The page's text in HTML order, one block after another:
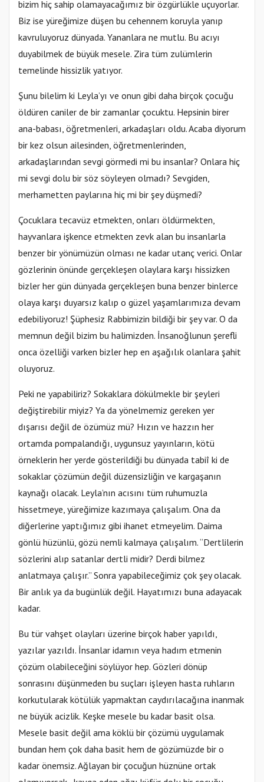
bizim hiç sahip olamayacağımız bir özgürlükle uçuyorlar.
Biz ise yüreğimize düşen bu cehennem koruyla yanıp
kavruluyoruz dünyada. Yananlara ne mutlu. Bu acıyı
duyabilmek de büyük mesele. Zira tüm zulümlerin
temelinde hissizlik yatıyor.
Şunu bilelim ki Leyla’yı ve onun gibi daha birçok çocuğu
öldüren caniler de bir zamanlar çocuktu. Hepsinin birer
ana-babası, öğretmenleri, arkadaşları oldu. Acaba diyorum
bir kez olsun ailesinden, öğretmenlerinden,
arkadaşlarından sevgi görmedi mi bu insanlar? Onlara hiç
mi sevgi dolu bir söz söyleyen olmadı? Sevgiden,
merhametten paylarına hiç mi bir şey düşmedi?
Çocuklara tecavüz etmekten, onları öldürmekten,
hayvanlara işkence etmekten zevk alan bu insanlarla
benzer bir yönümüzün olması ne kadar utanç verici. Onlar
gözlerinin önünde gerçekleşen olaylara karşı hissizken
bizler her gün dünyada gerçekleşen buna benzer binlerce
olaya karşı duyarsız kalıp o güzel yaşamlarımıza devam
edebiliyoruz! Şüphesiz Rabbimizin bildiği bir şey var. O da
memnun değil bizim bu halimizden. İnsanoğlunun şerefli
onca özelliği varken bizler hep en aşağılık olanlara şahit
oluyoruz.
Peki ne yapabiliriz? Sokaklara dökülmekle bir şeyleri
değiştirebilir miyiz? Ya da yönelmemiz gereken yer
dışarısı değil de özümüz mü? Hızın ve hazzın her
ortamda pompalandığı, uygunsuz yayınların, kötü
örneklerin her yerde gösterildiği bu dünyada tabiî ki de
sokaklar çözümün değil düzensizliğin ve kargaşanın
kaynağı olacak. Leyla’nın acısını tüm ruhumuzla
hissetmeye, yüreğimize kazımaya çalışalım. Ona da
diğerlerine yaptığımız gibi ihanet etmeyelim. Daima
gönlü hüzünlü, gözü nemli kalmaya çalışalım. ‘‘Dertlilerin
sözlerini alıp satanlar dertli midir? Derdi bilmez
anlatmaya çalışır.’’ Sonra yapabileceğimiz çok şey olacak.
Bir anlık ya da bugünlük değil. Hayatımızı buna adayacak
kadar.
Bu tür vahşet olayları üzerine birçok haber yapıldı,
yazılar yazıldı. İnsanlar idamın veya hadım etmenin
çözüm olabileceğini söylüyor hep. Gözleri dönüp
sonrasını düşünmeden bu suçları işleyen hasta ruhların
korkutularak kötülük yapmaktan caydırılacağına inanmak
ne büyük acizlik. Keşke mesele bu kadar basit olsa.
Mesele basit değil ama köklü bir çözümü uygulamak
bundan hem çok daha basit hem de gözümüzde bir o
kadar önemsiz. Ağlayan bir çocuğun hüznüne ortak